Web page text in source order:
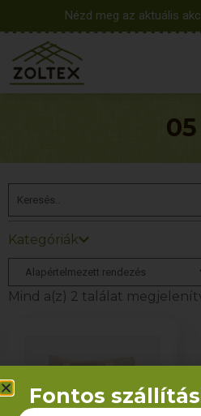
Nézd meg az aktuális
05
Kategóriák
Mind a(z) 2 találat
Fontos